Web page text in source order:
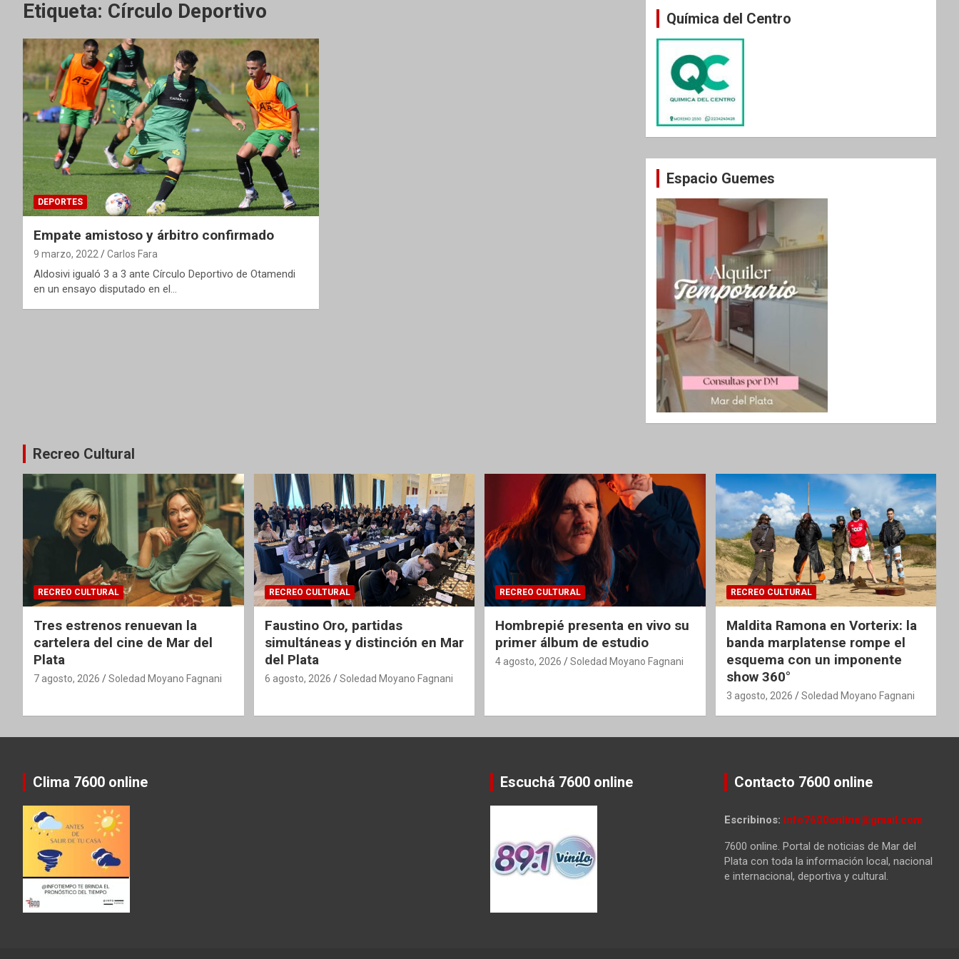
Etiqueta: Círculo Deportivo
DEPORTES
Empate amistoso y árbitro confirmado
9 marzo, 2022 Carlos Fara
Aldosivi igualó 3 a 3 ante Círculo Deportivo de Otamendi
en un ensayo disputado en el…
Química del Centro
Espacio Guemes
Recreo Cultural
RECREO CULTURAL
Tres estrenos renuevan la
cartelera del cine de Mar del
Plata
7 agosto, 2026 Soledad Moyano Fagnani
RECREO CULTURAL
Faustino Oro, partidas
simultáneas y distinción en Mar
del Plata
6 agosto, 2026 Soledad Moyano Fagnani
RECREO CULTURAL
Hombrepié presenta en vivo su
primer álbum de estudio
4 agosto, 2026 Soledad Moyano Fagnani
RECREO CULTURAL
Maldita Ramona en Vorterix: la
banda marplatense rompe el
esquema con un imponente
show 360°
3 agosto, 2026 Soledad Moyano Fagnani
Clima 7600 online Escuchá 7600 online Contacto 7600 online
Escribinos: info7600online@gmail.com
7600 online. Portal de noticias de Mar del
Plata con toda la información local, nacional
e internacional, deportiva y cultural.